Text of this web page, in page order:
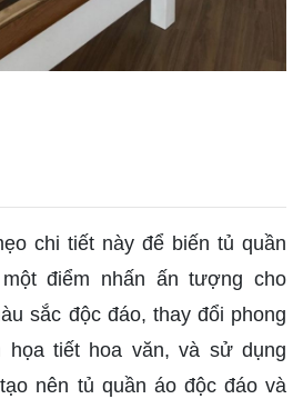
chi tiết này để biến tủ quần
điểm nhấn ấn tượng cho
sắc độc đáo, thay đổi phong
họa tiết hoa văn, và sử dụng
nên tủ quần áo độc đáo và